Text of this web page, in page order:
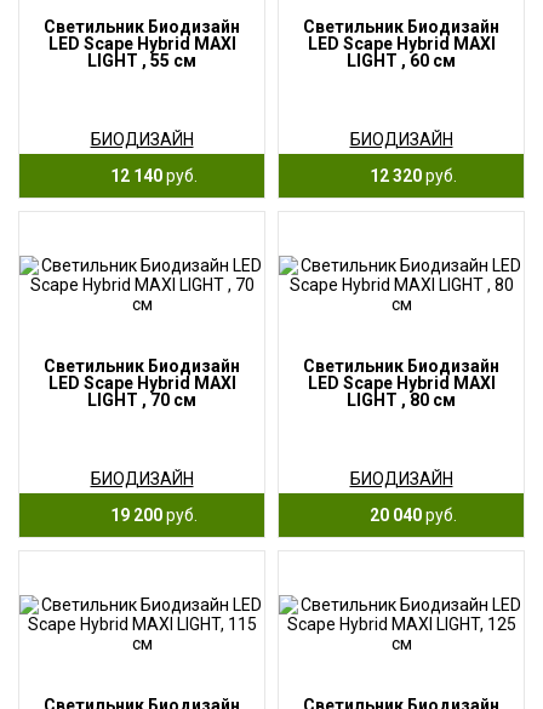
Светильник Биодизайн
LED Scape Hybrid MAXI
LIGHT , 55 см
БИОДИЗАЙН
12 140руб.
Светильник Биодизайн
LED Scape Hybrid MAXI
LIGHT , 60 см
БИОДИЗАЙН
12 320руб.
Светильник Биодизайн
LED Scape Hybrid MAXI
LIGHT , 70 см
БИОДИЗАЙН
19 200руб.
Светильник Биодизайн
LED Scape Hybrid MAXI
LIGHT , 80 см
БИОДИЗАЙН
20 040руб.